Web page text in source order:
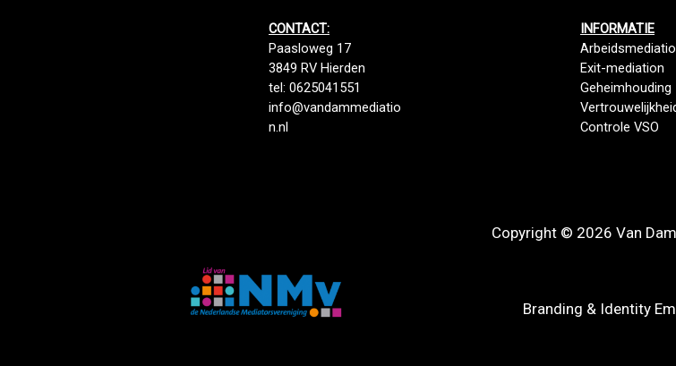
CONTACT:
Paasloweg 17
3849 RV Hierden
tel: 0625041551
info@vandammediatio
n.nl
INFORMATIE
Exit-mediation
Geheimhouding
Controle VSO
Copyright © 2026 Van
Branding & Identity